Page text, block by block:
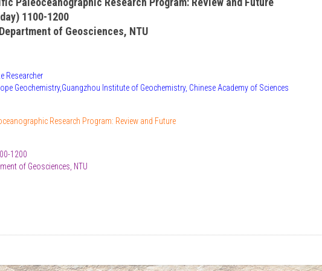
1100-1200
of Geosciences, NTU
Researcher
Geochemistry,Guangzhou Institute of Geochemistry, Chinese Academy of Sciences
Research Program: Review and Future
1200
of Geosciences, NTU